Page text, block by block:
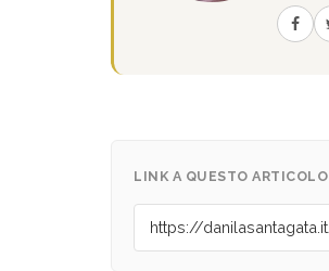
LINK A QUESTO ARTICOLO